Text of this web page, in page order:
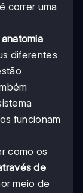
correr uma
anatomia
diferentes
funcionam
como os
de
meio de